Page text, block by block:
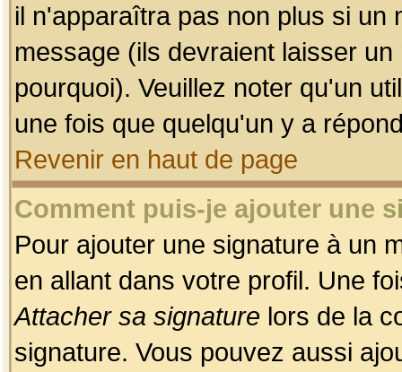
il n'apparaîtra pas non plus si un
message (ils devraient laisser
pourquoi). Veuillez noter qu'un
une fois que quelqu'un y a
Revenir en haut de page
Comment puis-je ajouter une
Pour ajouter une signature à un
en allant dans votre profil. Une
Attacher sa signature lors de la
signature. Vous pouvez aussi